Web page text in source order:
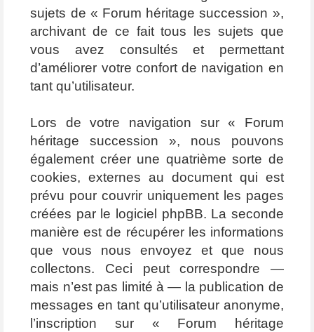
sujets de « Forum héritage succession »,
archivant de ce fait tous les sujets que
vous avez consultés et permettant
d’améliorer votre confort de navigation en
tant qu’utilisateur.
Lors de votre navigation sur « Forum
héritage succession », nous pouvons
également créer une quatrième sorte de
cookies, externes au document qui est
prévu pour couvrir uniquement les pages
créées par le logiciel phpBB. La seconde
manière est de récupérer les informations
que vous nous envoyez et que nous
collectons. Ceci peut correspondre —
mais n’est pas limité à — la publication de
messages en tant qu’utilisateur anonyme,
l’inscription sur « Forum héritage